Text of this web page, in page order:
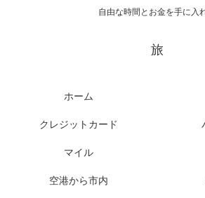
自由な時間とお金を手に入
旅
ホーム
クレジットカード
マイル
空港から市内